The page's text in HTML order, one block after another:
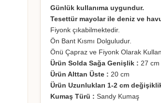
Günlük kullanıma uygundur.
Tesettür mayolar ile deniz ve
Fiyonk çıkabilmektedir.
Ön Bant Kısmı Dolguludur.
Önü Çapraz ve Fiyonk Olarak
Ürün Solda Sağa Genişlik : 27 cm
Ürün Alttan Üste : 20 cm
Ürün Uzunlukları 1-2 cm
Kumaş Türü : Sandy Kumaş